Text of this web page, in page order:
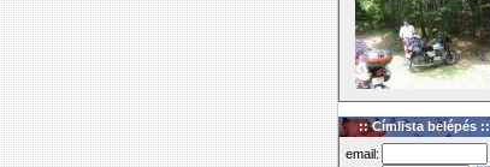
:: Címlista belépés ::
email: